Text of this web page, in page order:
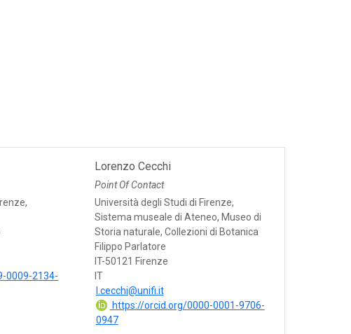
0009-2134-
Lorenzo Cecchi
Point Of Contact
Università degli Studi di Firenze,
Sistema museale di Ateneo, Museo di
Storia naturale, Collezioni di Botanica
Filippo Parlatore
IT-50121 Firenze
IT
l.cecchi@unifi.it
https://orcid.org/0000-0001-9706-
0947